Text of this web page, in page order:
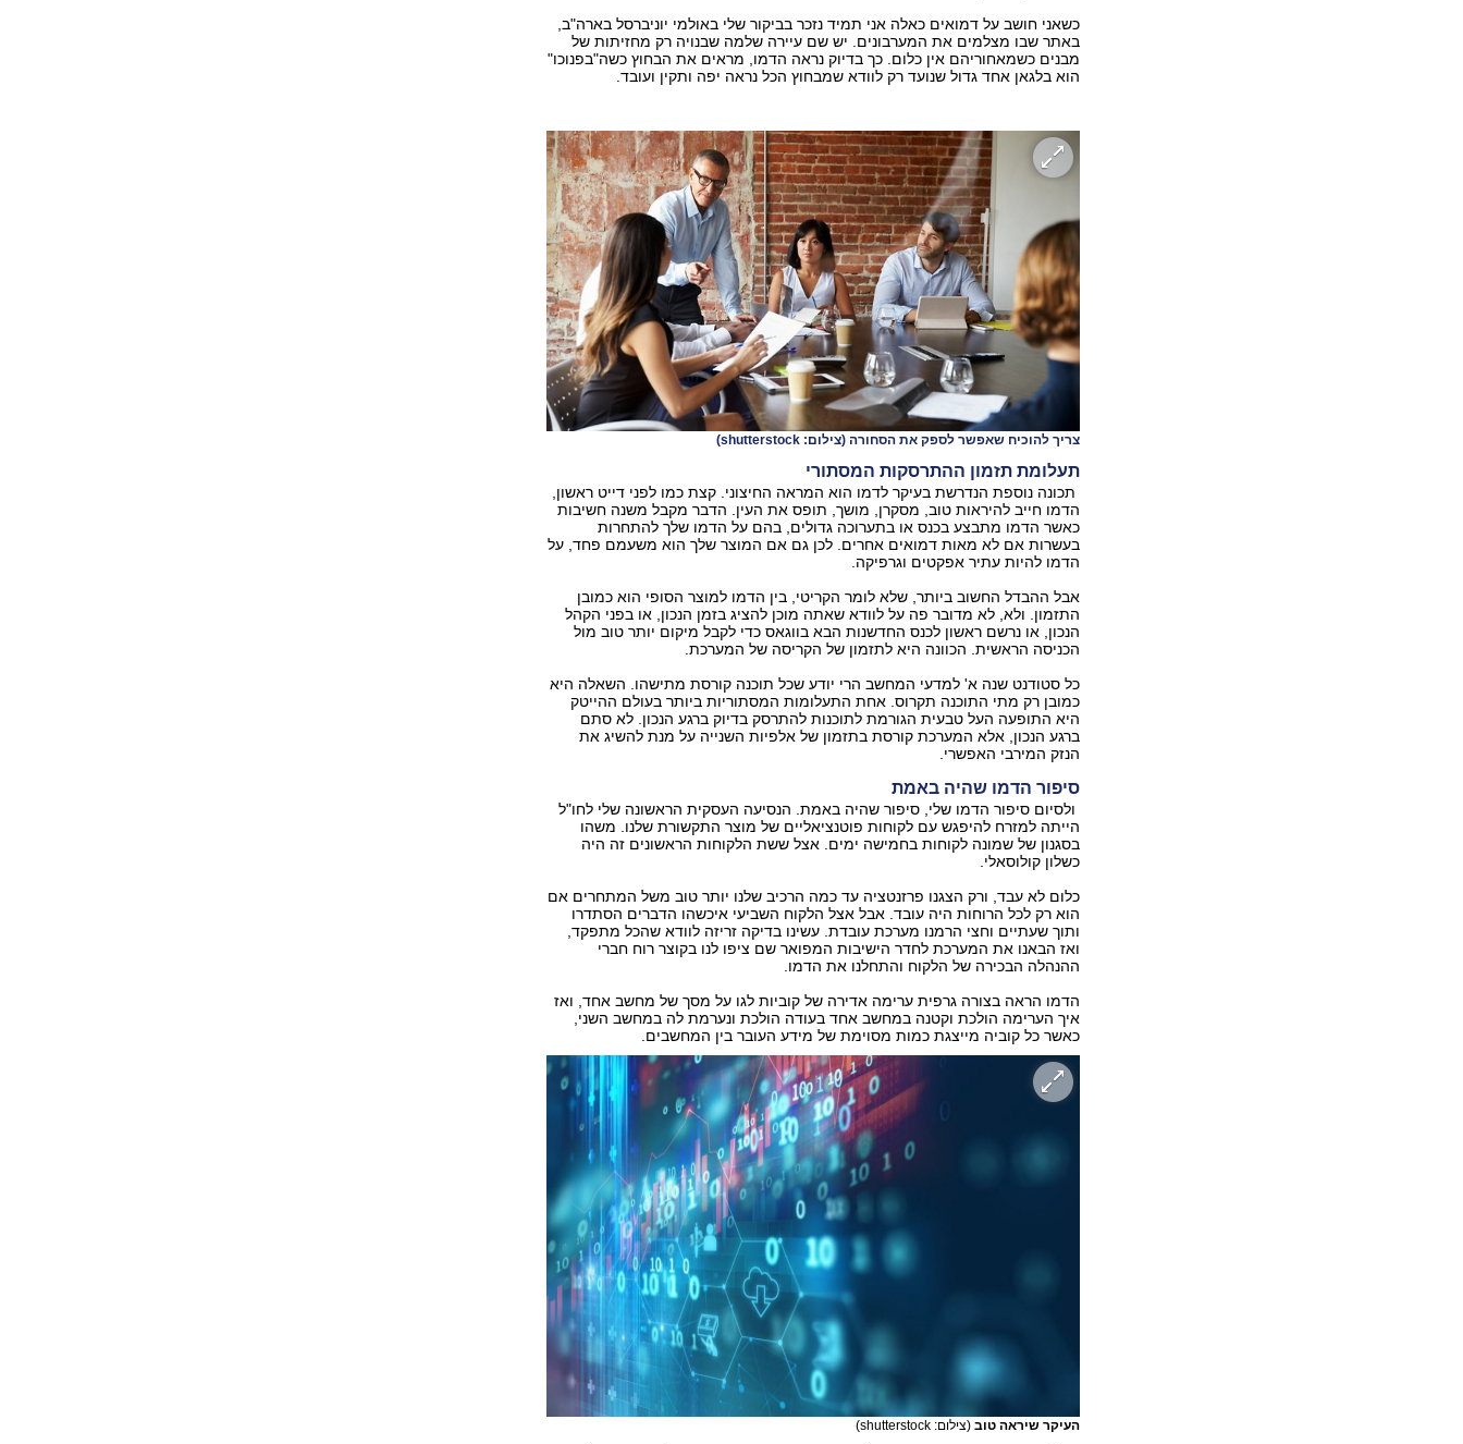
כשאני חושב על דמואים כאלה אני תמיד נזכר בביקור שלי באולמי יוניברסל בארה"ב,
באתר שבו מצלמים את המערבונים. יש שם עיירה שלמה שבנויה רק מחזיתות של
מבנים כשמאחוריהם אין כלום. כך בדיוק נראה הדמו, מראים את הבחוץ כשה"בפנוכו"
הוא בלגאן אחד גדול שנועד רק לוודא שמבחוץ הכל נראה יפה ותקין ועובד.
צריך להוכיח שאפשר לספק את הסחורה (צילום: shutterstock)
תעלומת תזמון ההתרסקות המסתורי
תכונה נוספת הנדרשת בעיקר לדמו הוא המראה החיצוני. קצת כמו לפני דייט ראשון,
הדמו חייב להיראות טוב, מסקרן, מושך, תופס את העין. הדבר מקבל משנה חשיבות
כאשר הדמו מתבצע בכנס או בתערוכה גדולים, בהם על הדמו שלך להתחרות
בעשרות אם לא מאות דמואים אחרים. לכן גם אם המוצר שלך הוא משעמם פחד, על
הדמו להיות עתיר אפקטים וגרפיקה.
אבל ההבדל החשוב ביותר, שלא לומר הקריטי, בין הדמו למוצר הסופי הוא כמובן
התזמון. ולא, לא מדובר פה על לוודא שאתה מוכן להציג בזמן הנכון, או בפני הקהל
הנכון, או נרשם ראשון לכנס החדשנות הבא בווגאס כדי לקבל מיקום יותר טוב מול
הכניסה הראשית. הכוונה היא לתזמון של הקריסה של המערכת.
כל סטודנט שנה א' למדעי המחשב הרי יודע שכל תוכנה קורסת מתישהו. השאלה היא
כמובן רק מתי התוכנה תקרוס. אחת התעלומות המסתוריות ביותר בעולם ההייטק
היא התופעה העל טבעית הגורמת לתוכנות להתרסק בדיוק ברגע הנכון. לא סתם
ברגע הנכון, אלא המערכת קורסת בתזמון של אלפיות השנייה על מנת להשיג את
הנזק המירבי האפשרי.
סיפור הדמו שהיה באמת
ולסיום סיפור הדמו שלי, סיפור שהיה באמת. הנסיעה העסקית הראשונה שלי לחו"ל
הייתה למזרח להיפגש עם לקוחות פוטנציאליים של מוצר התקשורת שלנו. משהו
בסגנון של שמונה לקוחות בחמישה ימים. אצל ששת הלקוחות הראשונים זה היה
כשלון קולוסאלי.
כלום לא עבד, ורק הצגנו פרזנטציה עד כמה הרכיב שלנו יותר טוב משל המתחרים אם
הוא רק לכל הרוחות היה עובד. אבל אצל הלקוח השביעי איכשהו הדברים הסתדרו
ותוך שעתיים וחצי הרמנו מערכת עובדת. עשינו בדיקה זריזה לוודא שהכל מתפקד,
ואז הבאנו את המערכת לחדר הישיבות המפואר שם ציפו לנו בקוצר רוח חברי
ההנהלה הבכירה של הלקוח והתחלנו את הדמו.
הדמו הראה בצורה גרפית ערימה אדירה של קוביות לגו על מסך של מחשב אחד, ואז
איך הערימה הולכת וקטנה במחשב אחד בעודה הולכת ונערמת לה במחשב השני,
כאשר כל קוביה מייצגת כמות מסוימת של מידע העובר בין המחשבים.
העיקר שיראה טוב (צילום: shutterstock)